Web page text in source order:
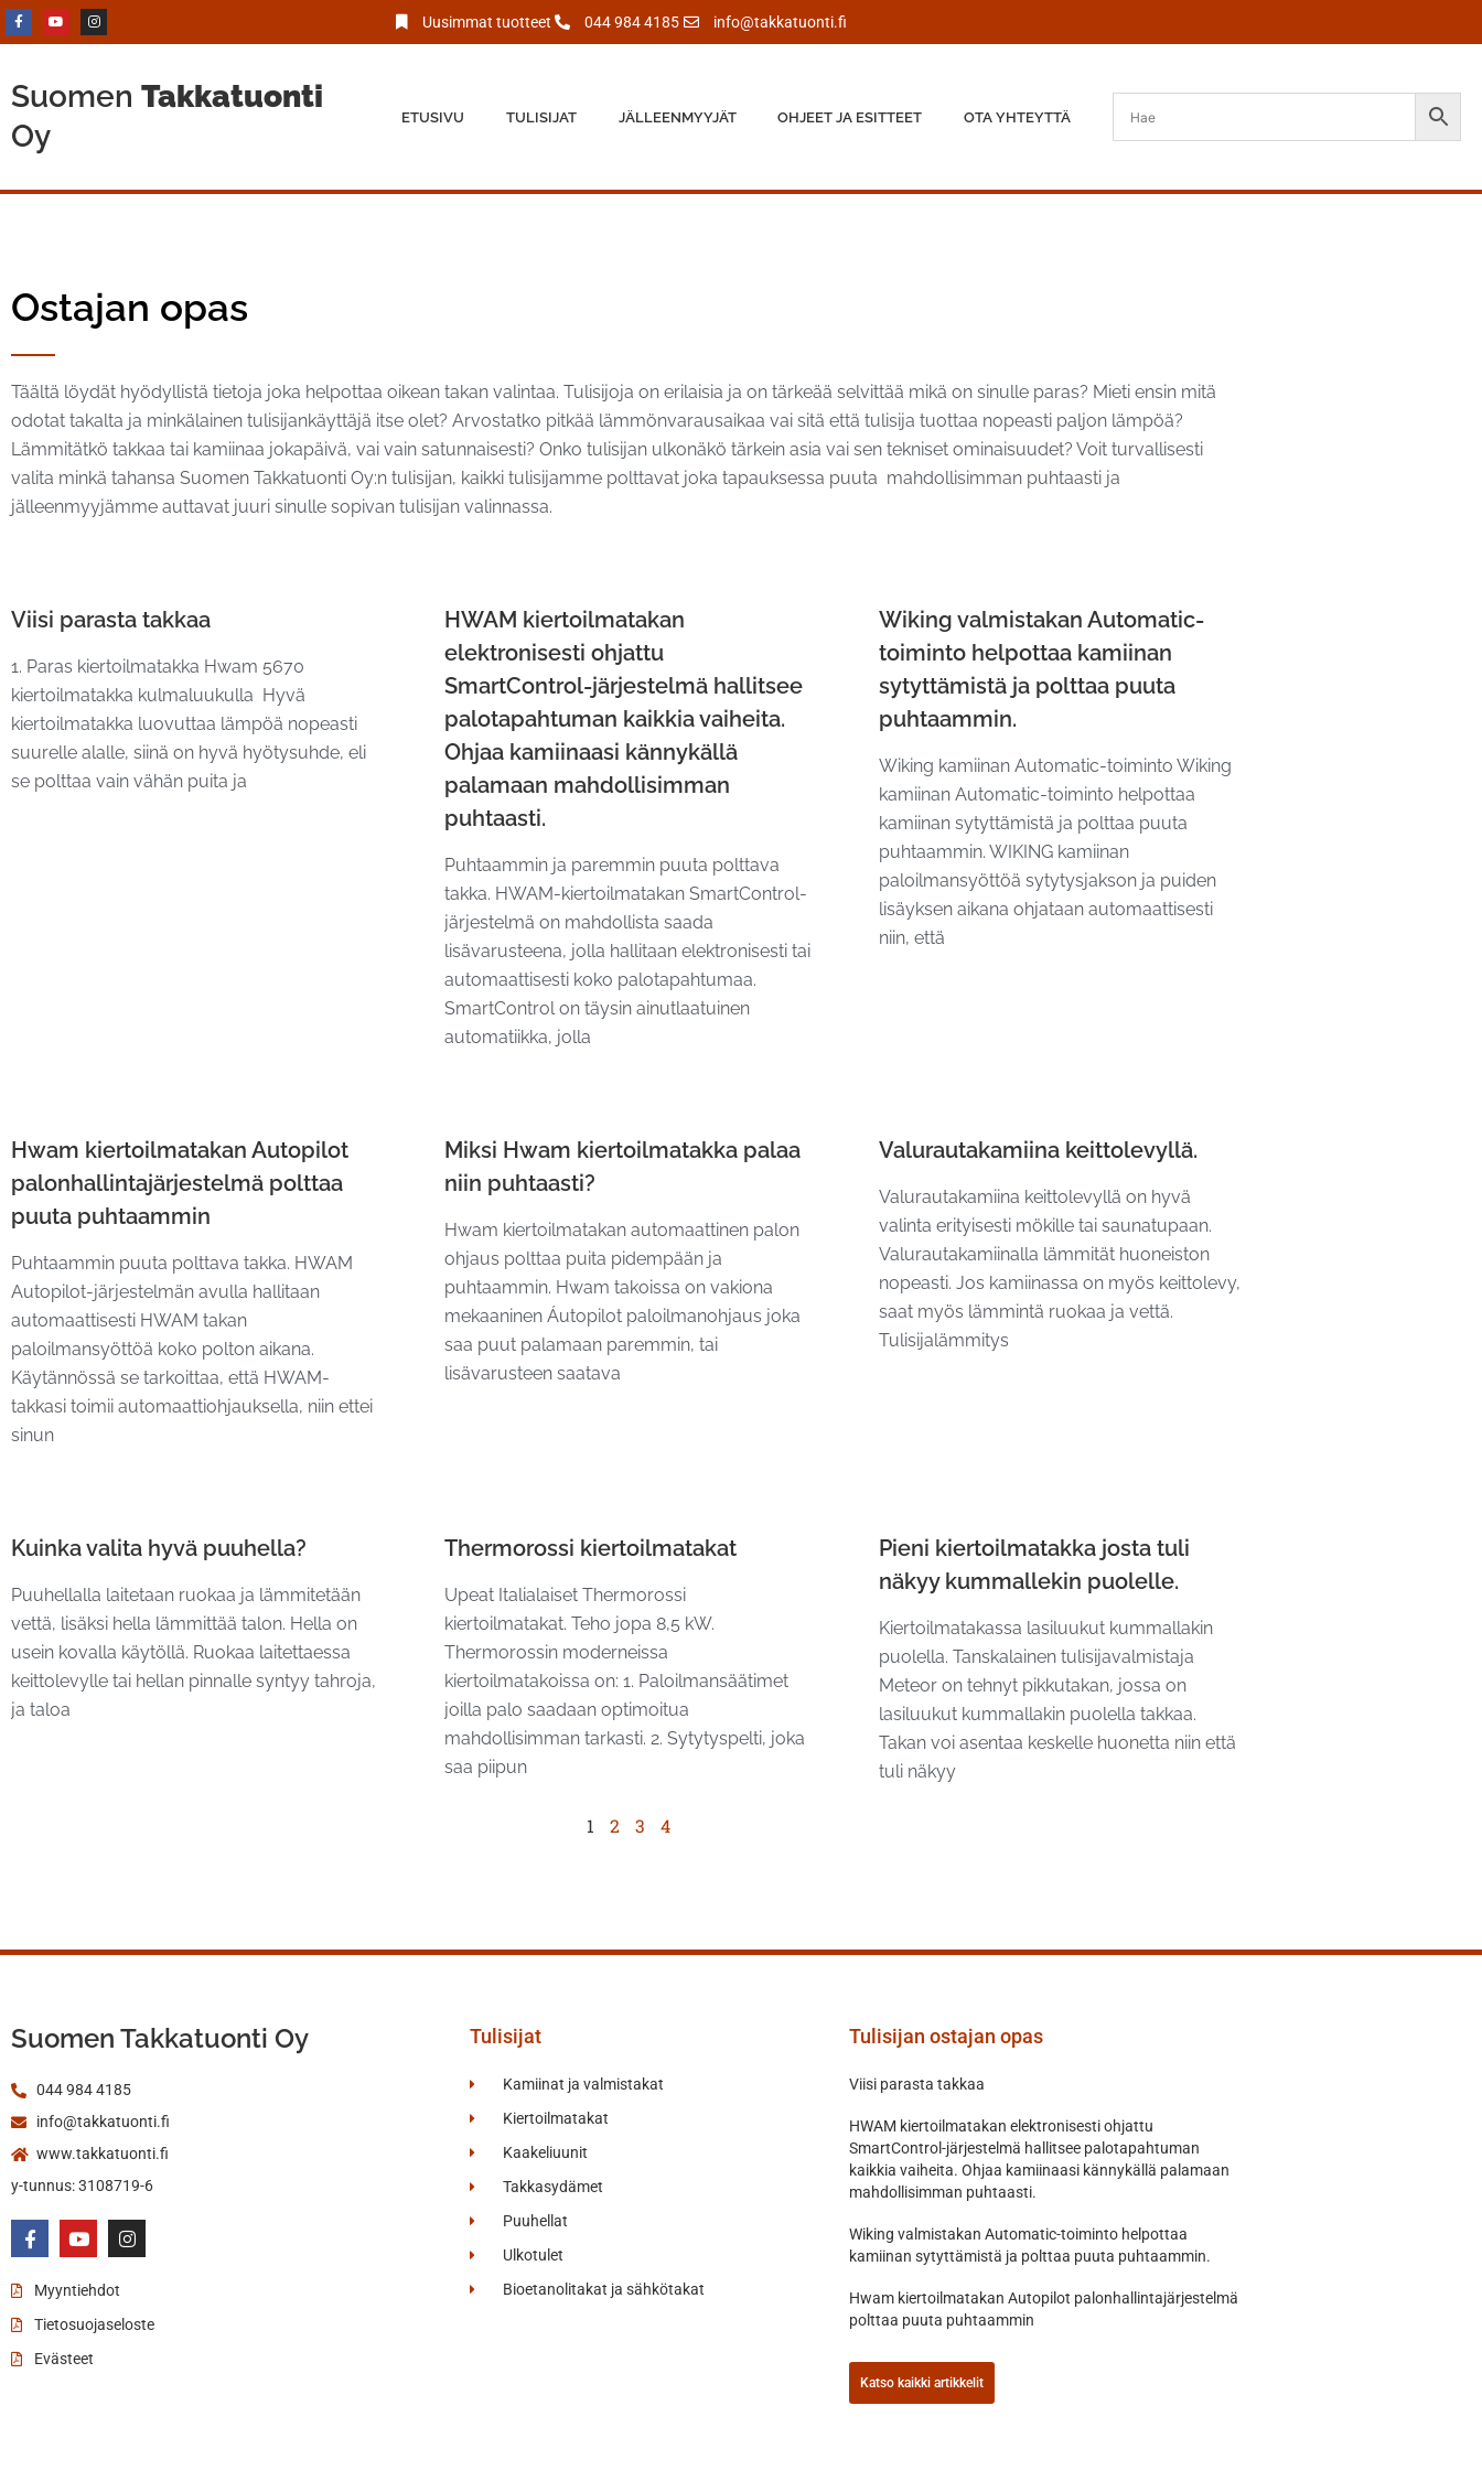
Uusimmat tuotteet 044 984 4185 info@takkatuonti.fi
Suomen Takkatuonti
Oy
ETUSIVU TULISIJAT JÄLLEENMYYJÄT OHJEET JA ESITTEET OTA YHTEYTTÄ
Ostajan opas
Täältä löydät hyödyllistä tietoja joka helpottaa oikean takan valintaa. Tulisijoja on erilaisia ja on tärkeää selvittää mikä on sinulle paras? Mieti ensin mitä
odotat takalta ja minkälainen tulisijankäyttäjä itse olet? Arvostatko pitkää lämmönvarausaikaa vai sitä että tulisija tuottaa nopeasti paljon lämpöä?
Lämmitätkö takkaa tai kamiinaa jokapäivä, vai vain satunnaisesti? Onko tulisijan ulkonäkö tärkein asia vai sen tekniset ominaisuudet? Voit turvallisesti
valita minkä tahansa Suomen Takkatuonti Oy:n tulisijan, kaikki tulisijamme polttavat joka tapauksessa puuta mahdollisimman puhtaasti ja
jälleenmyyjämme auttavat juuri sinulle sopivan tulisijan valinnassa.
Viisi parasta takkaa
1. Paras kiertoilmatakka Hwam 5670
kiertoilmatakka kulmaluukulla Hyvä
kiertoilmatakka luovuttaa lämpöä nopeasti
suurelle alalle, siinä on hyvä hyötysuhde, eli
se polttaa vain vähän puita ja
HWAM kiertoilmatakan
elektronisesti ohjattu
SmartControl-järjestelmä hallitsee
palotapahtuman kaikkia vaiheita.
Ohjaa kamiinaasi kännykällä
palamaan mahdollisimman
puhtaasti.
Puhtaammin ja paremmin puuta polttava
takka. HWAM-kiertoilmatakan SmartControl-
järjestelmä on mahdollista saada
lisävarusteena, jolla hallitaan elektronisesti tai
automaattisesti koko palotapahtumaa.
SmartControl on täysin ainutlaatuinen
automatiikka, jolla
Wiking valmistakan Automatic-
toiminto helpottaa kamiinan
sytyttämistä ja polttaa puuta
puhtaammin.
Wiking kamiinan Automatic-toiminto Wiking
kamiinan Automatic-toiminto helpottaa
kamiinan sytyttämistä ja polttaa puuta
puhtaammin. WIKING kamiinan
paloilmansyöttöä sytytysjakson ja puiden
lisäyksen aikana ohjataan automaattisesti
niin, että
Hwam kiertoilmatakan Autopilot
palonhallintajärjestelmä polttaa
puuta puhtaammin
Puhtaammin puuta polttava takka. HWAM
Autopilot-järjestelmän avulla hallitaan
automaattisesti HWAM takan
paloilmansyöttöä koko polton aikana.
Käytännössä se tarkoittaa, että HWAM-
takkasi toimii automaattiohjauksella, niin ettei
sinun
Miksi Hwam kiertoilmatakka palaa
niin puhtaasti?
Hwam kiertoilmatakan automaattinen palon
ohjaus polttaa puita pidempään ja
puhtaammin. Hwam takoissa on vakiona
mekaaninen Áutopilot paloilmanohjaus joka
saa puut palamaan paremmin, tai
lisävarusteen saatava
Valurautakamiina keittolevyllä.
Valurautakamiina keittolevyllä on hyvä
valinta erityisesti mökille tai saunatupaan.
Valurautakamiinalla lämmität huoneiston
nopeasti. Jos kamiinassa on myös keittolevy,
saat myös lämmintä ruokaa ja vettä.
Tulisijalämmitys
Kuinka valita hyvä puuhella?
Puuhellalla laitetaan ruokaa ja lämmitetään
vettä, lisäksi hella lämmittää talon. Hella on
usein kovalla käytöllä. Ruokaa laitettaessa
keittolevylle tai hellan pinnalle syntyy tahroja,
ja taloa
Thermorossi kiertoilmatakat
Upeat Italialaiset Thermorossi
kiertoilmatakat. Teho jopa 8,5 kW.
Thermorossin moderneissa
kiertoilmatakoissa on: 1. Paloilmansäätimet
joilla palo saadaan optimoitua
mahdollisimman tarkasti. 2. Sytytyspelti, joka
saa piipun
Pieni kiertoilmatakka josta tuli
näkyy kummallekin puolelle.
Kiertoilmatakassa lasiluukut kummallakin
puolella. Tanskalainen tulisijavalmistaja
Meteor on tehnyt pikkutakan, jossa on
lasiluukut kummallakin puolella takkaa.
Takan voi asentaa keskelle huonetta niin että
tuli näkyy
1 2 3 4
Suomen Takkatuonti Oy
044 984 4185
info@takkatuonti.fi
www.takkatuonti.fi
y-tunnus: 3108719-6
Myyntiehdot
Tietosuojaseloste
Evästeet
Tulisijat
Kamiinat ja valmistakat
Kiertoilmatakat
Kaakeliuunit
Takkasydämet
Puuhellat
Ulkotulet
Bioetanolitakat ja sähkötakat
Tulisijan ostajan opas
Viisi parasta takkaa
HWAM kiertoilmatakan elektronisesti ohjattu
SmartControl-järjestelmä hallitsee palotapahtuman
kaikkia vaiheita. Ohjaa kamiinaasi kännykällä palamaan
mahdollisimman puhtaasti.
Wiking valmistakan Automatic-toiminto helpottaa
kamiinan sytyttämistä ja polttaa puuta puhtaammin.
Hwam kiertoilmatakan Autopilot palonhallintajärjestelmä
polttaa puuta puhtaammin
Katso kaikki artikkelit